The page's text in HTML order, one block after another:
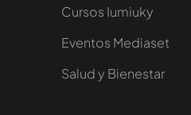
Cursos Iumiuky
Eventos Mediaset
Salud y Bienestar